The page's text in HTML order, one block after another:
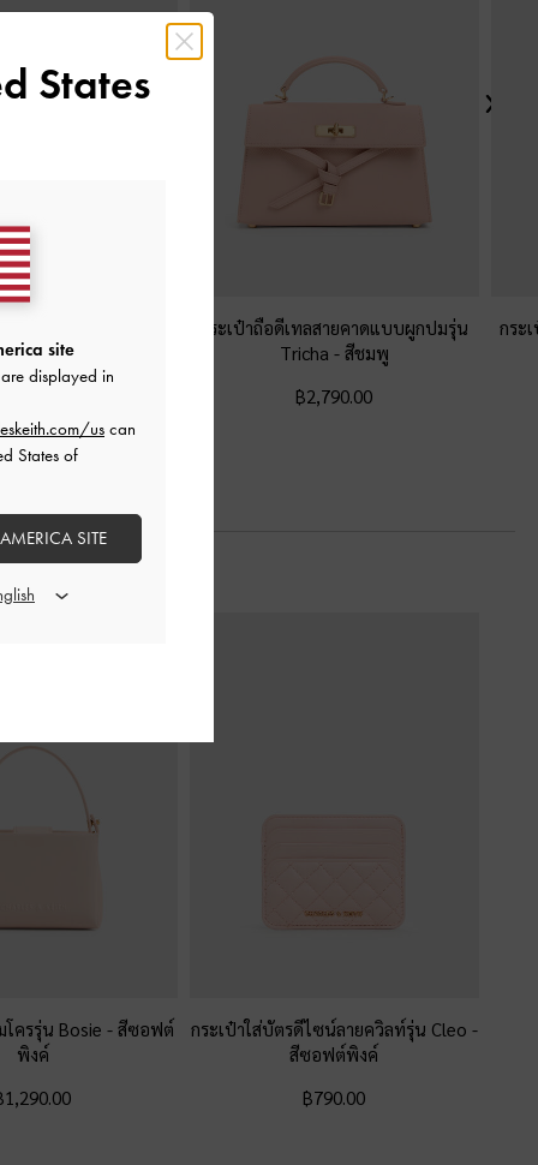
-สีชมพูอ่อน
กระเป๋าถือดีเทลสายคาดแบบผูกปมรุ่น
Tricha - สีชมพู
฿2,790.00
กระ
โครรุ่น Bosie - สีซอฟต์
พิงค์
1,290.00
กระเป๋าใส่บัตรดีไซน์ลายควิลท์รุ่น Cleo -
สีซอฟต์พิงค์
฿790.00
States
site
displayed in
us can
States of
SITE